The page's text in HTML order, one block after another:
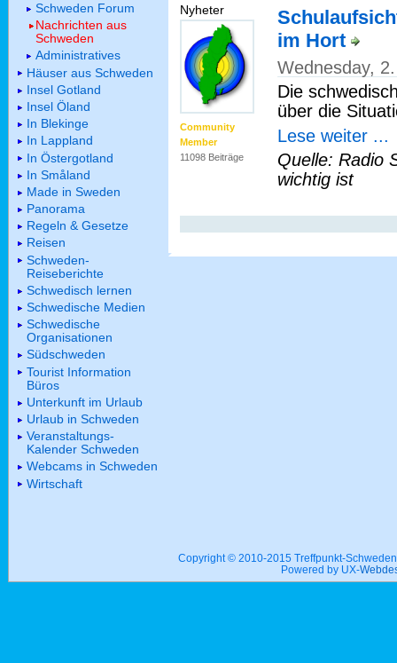
Nyheter
Community
Member
11098 Beiträge
im Hort
Wednesday,
Die
über die
Lese weiter ...
Quelle: Radio
wichtig ist
Schweden Forum
Nachrichten aus
Schweden
Administratives
Häuser aus Schweden
Insel Gotland
Insel Öland
In Blekinge
In Lappland
In Östergotland
In Småland
Made in Sweden
Panorama
Regeln & Gesetze
Reisen
Schweden-
Reiseberichte
Schwedisch lernen
Schwedische Medien
Schwedische
Organisationen
Südschweden
Tourist Information
Büros
Unterkunft im Urlaub
Urlaub in Schweden
Veranstaltungs-
Kalender Schweden
Webcams in Schweden
Wirtschaft
Copyright © 2010-2015 Treffpunkt-
Powered by UX-